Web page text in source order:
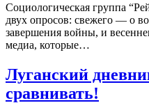
Социологическая группа
двух опросов: свежего — о
завершения войны, и
медиа, которые…
Луганский
сравнивать!